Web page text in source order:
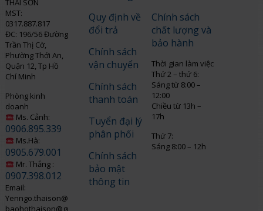
THÁI SƠN
MST:
0317.887.817
ĐC: 196/56 Đường
Trần Thị Cờ,
Phường Thới An,
Quận 12, Tp Hồ
Chí Minh
Phòng kinh
doanh
Ms. Cảnh:
0906.895.339
Ms.Hà:
0905.679.001
Mr. Thắng :
0907.398.012
Email:
Yenngo.thaison@gmail.com
baohothaison@gmail.com
Quy định về
đổi trả
Chính sách
vận chuyển
Chính sách
thanh toán
Tuyển đại lý
phân phối
Chính sách
bảo mật
thông tin
Chính sách
chất lượng và
bảo hành
Thời gian làm việc
Thứ 2 – thứ 6:
Sáng từ 8:00 –
12:00
Chiều từ 13h –
17h
Thứ 7:
Sáng 8:00 – 12h